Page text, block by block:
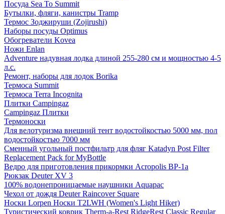
Посуда Sea To Summit
Бутылки, фляги, канистры Tramp
Термос Зоджируши (Zojirushi)
Наборы посуды Optimus
Обогреватели Kovea
Ножи Enlan
Adventure надувная лодка длиной 255-280 см и мощностью 4-5
л.с.
Ремонт, наборы для лодок Borika
Термоса Summit
Термоса Terra Incognita
Плитки Campingaz
Campingaz Плитки
Термоноски
Для велотуризма внешний тент водостойкостью 5000 мм, пол
водостойкостью 7000 мм
Сменный угольный постфильтр для фляг Katadyn Post Filter
Replacement Pack for MyBottle
Ведро для приготовления прикормки Acropolis ВР-1а
Рюкзак Deuter XV 3
100% водонепроницаемые наушники Aquapac
Чехол от дождя Deuter Raincover Square
Носки Lorpen Носки T2LWH (Women's Light Hiker)
Туристический коврик Therm-a-Rest RidgeRest Classic Regular